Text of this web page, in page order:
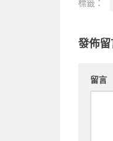
標籤：
發佈留
留言